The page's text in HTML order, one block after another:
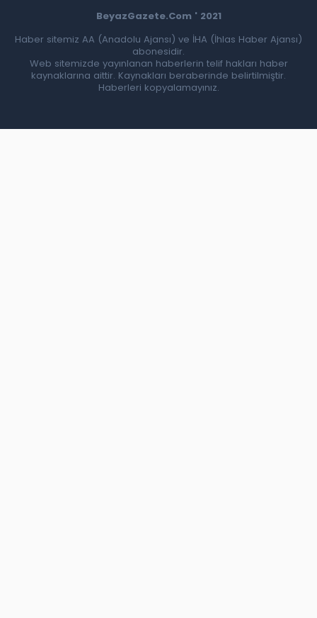
BeyazGazete.Com ' 2021
Haber sitemiz AA (Anadolu Ajansı) ve İHA (İhlas Haber Ajansı)
abonesidir.
Web sitemizde yayınlanan haberlerin telif hakları haber
kaynaklarına aittir. Kaynakları beraberinde belirtilmiştir.
Haberleri kopyalamayınız.